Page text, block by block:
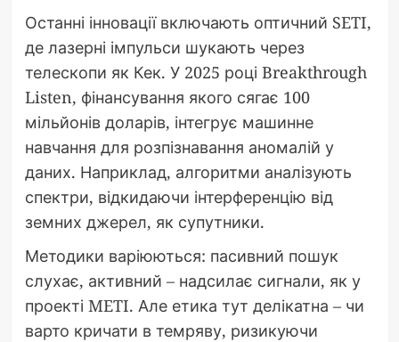
Останні інновації включають оптичний SETI,
де лазерні імпульси шукають через
телескопи як Кек. У 2025 році Breakthrough
Listen, фінансування якого сягає 100
мільйонів доларів, інтегрує машинне
навчання для розпізнавання аномалій у
даних. Наприклад, алгоритми аналізують
спектри, відкидаючи інтерференцію від
земних джерел, як супутники.
Методики варіюються: пасивний пошук
слухає, активний – надсилає сигнали, як у
проекті METI. Але етика тут делікатна – чи
варто кричати в темряву, ризикуючи